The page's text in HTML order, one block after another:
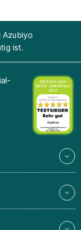
Azubiyo
ist.